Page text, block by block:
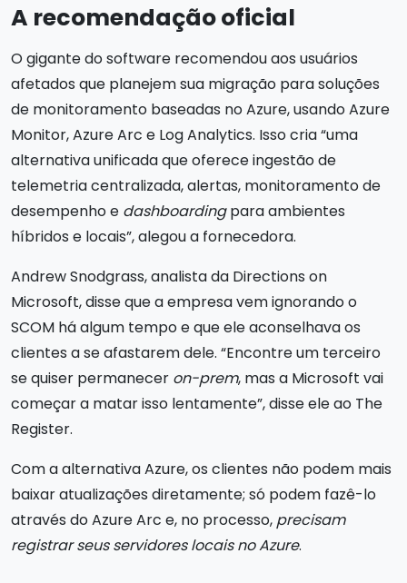
A recomendação oficial
O gigante do software recomendou aos usuários
afetados que planejem sua migração para soluções
de monitoramento baseadas no Azure, usando Azure
Monitor, Azure Arc e Log Analytics. Isso cria “uma
alternativa unificada que oferece ingestão de
telemetria centralizada, alertas, monitoramento de
desempenho e dashboardingpara ambientes
híbridos e locais”, alegou a fornecedora.
Andrew Snodgrass, analista da Directions on
Microsoft, disse que a empresa vem ignorando o
SCOM há algum tempo e que ele aconselhava os
clientes a se afastarem dele. “Encontre um terceiro
se quiser permanecer on-prem, mas a Microsoft vai
começar a matar isso lentamente”, disse ele ao The
Register.
Com a alternativa Azure, os clientes não podem mais
baixar atualizações diretamente; só podem fazê-lo
através do Azure Arc e, no processo, precisam
registrar seus servidores locais no Azure.